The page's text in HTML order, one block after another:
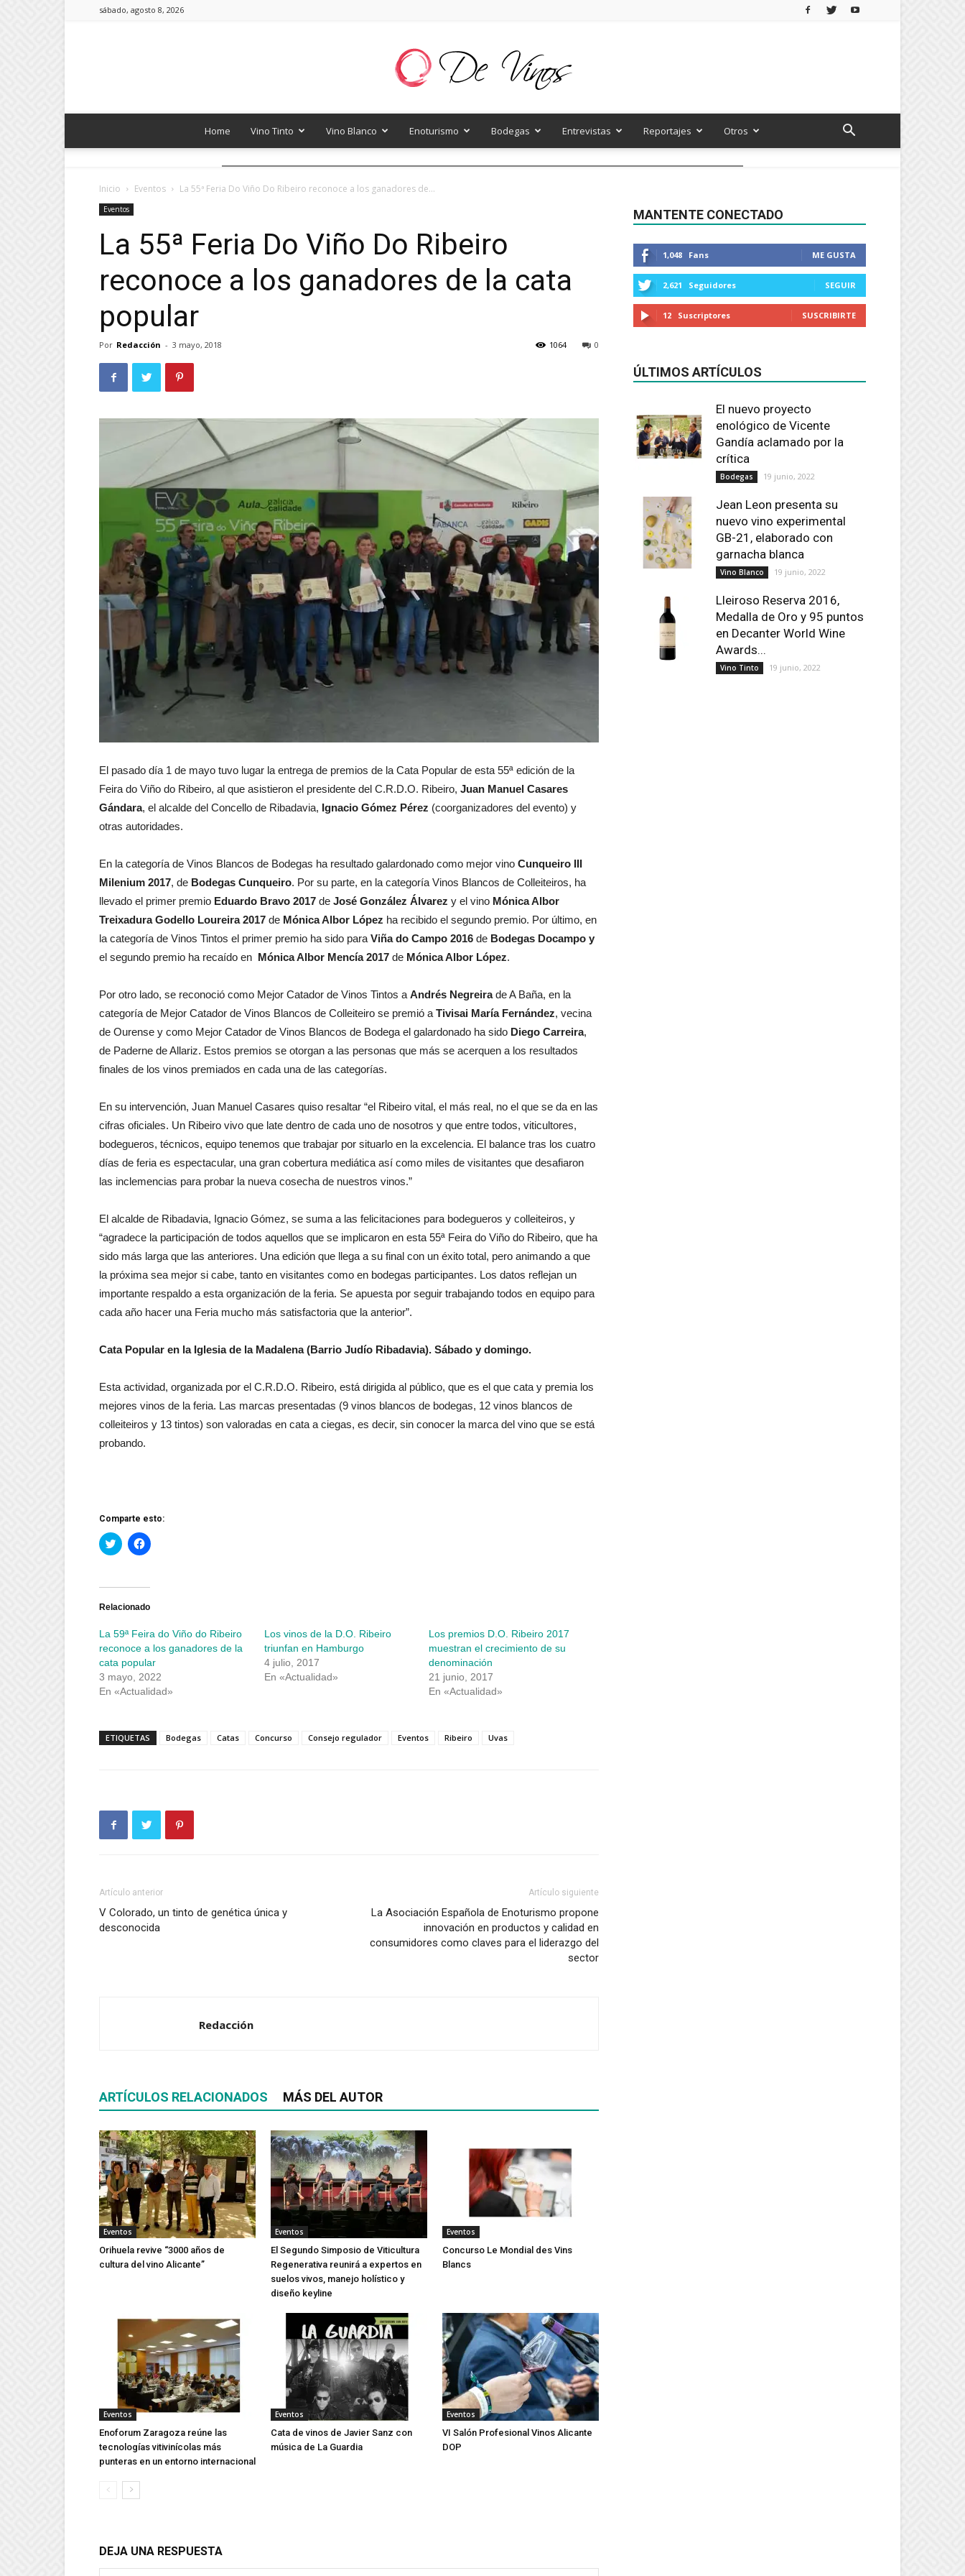
sábado, agosto 8, 2026
Home Vino Tinto Vino Blanco Enoturismo Bodegas Entrevistas Reportajes Otros
Inicio Eventos La 55ª Feria Do Viño Do Ribeiro reconoce a los ganadores de...
Eventos
La 55ª Feria Do Viño Do Ribeiro
reconoce a los ganadores de la cata
popular
Por Redacción - 3 mayo, 2018 0
1064
El pasado día 1 de mayo tuvo lugar la entrega de premios de la Cata Popular de esta 55ª edición de la
Feira do Viño do Ribeiro, al que asistieron el presidente del C.R.D.O. Ribeiro, Juan Manuel Casares
Gándara, el alcalde del Concello de Ribadavia, Ignacio Gómez Pérez (coorganizadores del evento) y
otras autoridades.
En la categoría de Vinos Blancos de Bodegas ha resultado galardonado como mejor vino Cunqueiro III
Milenium 2017, de Bodegas Cunqueiro. Por su parte, en la categoría Vinos Blancos de Colleiteiros, ha
llevado el primer premio Eduardo Bravo 2017 de José González Álvarez y el vino Mónica Albor
Treixadura Godello Loureira 2017 de Mónica Albor López ha recibido el segundo premio. Por último, en
la categoría de Vinos Tintos el primer premio ha sido paraViña do Campo 2016 de Bodegas Docampo y
el segundo premio ha recaído en
Mónica Albor Mencía 2017 de Mónica Albor López.
Por otro lado, se reconoció como Mejor Catador de Vinos Tintos aAndrés Negreirade A Baña, en la
categoría de Mejor Catador de Vinos Blancos de Colleiteiro se premió aTivisai María Fernández, vecina
de Ourense y como Mejor Catador de Vinos Blancos de Bodega el galardonado ha sido Diego Carreira,
de Paderne de Allariz. Estos premios se otorgan a las personas que más se acerquen a los resultados
finales de los vinos premiados en cada una de las categorías.
En su intervención, Juan Manuel Casares quiso resaltar “el Ribeiro vital, el más real, no el que se da en las
cifras oficiales. Un Ribeiro vivo que late dentro de cada uno de nosotros y que entre todos, viticultores,
bodegueros, técnicos, equipo tenemos que trabajar por situarlo en la excelencia. El balance tras los cuatro
días de feria es espectacular, una gran cobertura mediática así como miles de visitantes que desafiaron
las inclemencias para probar la nueva cosecha de nuestros vinos.”
El alcalde de Ribadavia, Ignacio Gómez, se suma a las felicitaciones para bodegueros y colleiteiros, y
“agradece la participación de todos aquellos que se implicaron en esta 55ª Feira do Viño do Ribeiro, que ha
sido más larga que las anteriores. Una edición que llega a su final con un éxito total, pero animando a que
la próxima sea mejor si cabe, tanto en visitantes como en bodegas participantes. Los datos reflejan un
importante respaldo a esta organización de la feria. Se apuesta por seguir trabajando todos en equipo para
cada año hacer una Feria mucho más satisfactoria que la anterior”.
Cata Popular en la Iglesia de la Madalena (Barrio Judío Ribadavia). Sábado y domingo.
Esta actividad, organizada por el C.R.D.O. Ribeiro, está dirigida al público, que es el que cata y premia los
mejores vinos de la feria. Las marcas presentadas (9 vinos blancos de bodegas, 12 vinos blancos de
colleiteiros y 13 tintos) son valoradas en cata a ciegas, es decir, sin conocer la marca del vino que se está
probando.
Comparte esto:
Haz
clic
Twitter
abre
ventana
nueva)
Haz
clic
Facebook
abre
ventana
nueva)
Relacionado
La 59ª Feira do Viño do Ribeiro
reconoce a los ganadores de la
cata popular
3 mayo, 2022
En «Actualidad»
Los vinos de la D.O. Ribeiro
triunfan en Hamburgo
4 julio, 2017
En «Actualidad»
Los premios D.O. Ribeiro 2017
muestran el crecimiento de su
denominación
21 junio, 2017
En «Actualidad»
ETIQUETAS Bodegas Catas Concurso Consejo regulador Eventos Ribeiro Uvas
Artículo anterior
V Colorado, un tinto de genética única y
desconocida
Artículo siguiente
La Asociación Española de Enoturismo propone
innovación en productos y calidad en
consumidores como claves para el liderazgo del
sector
Redacción
ARTÍCULOS RELACIONADOS MÁS DEL AUTOR
Eventos
Orihuela revive “3000 años de
cultura del vino Alicante”
Eventos
El Segundo Simposio de Viticultura
Regenerativa reunirá a expertos en
suelos vivos, manejo holístico y
diseño keyline
Eventos
Concurso Le Mondial des Vins
Blancs
Eventos
Enoforum Zaragoza reúne las
tecnologías vitivinícolas más
punteras en un entorno internacional
Eventos
Cata de vinos de Javier Sanz con
música de La Guardia
Eventos
VI Salón Profesional Vinos Alicante
DOP
DEJA UNA RESPUESTA
MANTENTE CONECTADO
1,048 Fans ME GUSTA
2,621 Seguidores SEGUIR
12 Suscriptores SUSCRIBIRTE
ÚLTIMOS ARTÍCULOS
El nuevo proyecto
enológico de Vicente
Gandía aclamado por la
crítica
Bodegas 19 junio, 2022
Jean Leon presenta su
nuevo vino experimental
GB-21, elaborado con
garnacha blanca
Vino Blanco 19 junio, 2022
Lleiroso Reserva 2016,
Medalla de Oro y 95 puntos
en Decanter World Wine
Awards...
Vino Tinto 19 junio, 2022